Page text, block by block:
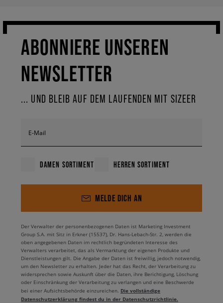
ABONNIERE UNSEREN
NEWSLETTER
... UND BLEIB AUF DEM LAUFENDEN MIT SIZEER
E-Mail
DAMEN SORTIMENT HERREN SORTIMENT
MELDE DICH AN
Der Verwalter der personenbezogenen Daten ist Marketing Investment
Group S.A. mit Sitz in Erkner (15537), Dr. Hans-Lebach-Str. 2, werden die
oben angegebenen Daten im rechtlich begründeten Interesse des
Verwalters verarbeitet, das als Vermarktung der eigenen Produkte und
Dienstleistungen gilt. Die Angabe der Daten ist freiwillig, jedoch notwendig,
um den Newsletter zu erhalten. Jeder hat das Recht, der Verarbeitung zu
widersprechen sowie Auskunft über die Daten, ihre Berichtigung, Löschung
oder Einschränkung der Verarbeitung zu verlangen und eine Beschwerde
bei einer Aufsichtsbehörde einzureichen. Die vollständige
Datenschutzerklärung findest du in der Datenschutzrichtlinie.